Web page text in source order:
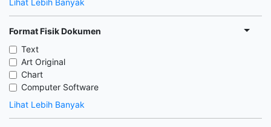
Lihat Lebih Banyak
Format Fisik Dokumen
Text
Art Original
Chart
Computer Software
Lihat Lebih Banyak